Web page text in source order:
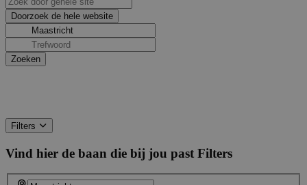
Filters
Vind hier de baan die bij jou past Filters